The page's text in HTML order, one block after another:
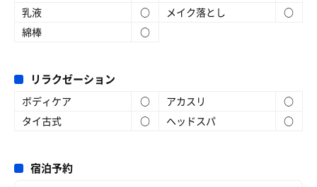
乳液
○ メイク落とし
○
綿棒
○
リラクゼーション
ボディケア ○ アカスリ
○
タイ古式
○ ヘッドスパ ○
宿泊予約